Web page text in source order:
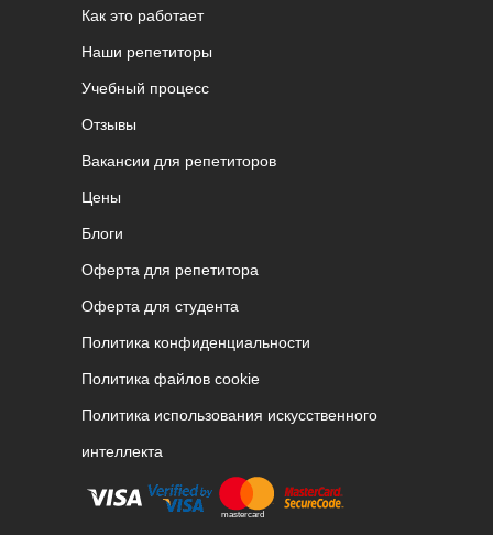
Как это работает
Наши репетиторы
Учебный процесс
Отзывы
Вакансии для репетиторов
Цены
Блоги
Оферта для репетитора
Оферта для студента
Политика конфиденциальности
Политика файлов cookie
Политика использования искусственного
интеллекта